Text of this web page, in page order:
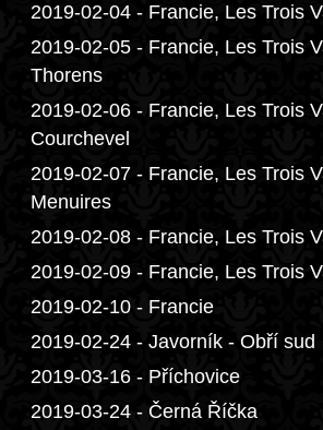
2019-02-04 - Francie, Les Trois
2019-02-05 - Francie, Les Trois
Thorens
2019-02-06 - Francie, Les Trois
Courchevel
2019-02-07 - Francie, Les Trois
Menuires
2019-02-08 - Francie, Les Trois
2019-02-09 - Francie, Les Trois
2019-02-10 - Francie
2019-02-24 - Javorník - Obří sud
2019-03-16 - Příchovice
2019-03-24 - Černá Říčka